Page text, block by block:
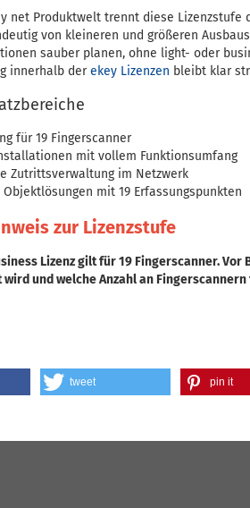
net Produktwelt trennt diese Lizenzstufe
von kleineren und größeren
sauber planen, ohne light- oder
innerhalb derekey Lizenzen bleibt klar
für 19 Fingerscanner
mit vollem Funktionsumfang
Zutrittsverwaltung im Netzwerk
mit 19 Erfassungspunkten
zur Lizenzstufe
Lizenz gilt für 19 Fingerscanner.
wird und welche Anzahl an
tweet pin it